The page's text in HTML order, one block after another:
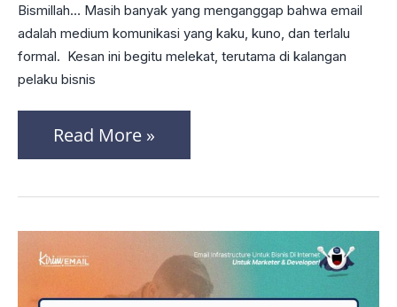
Bismillah… Masih banyak yang menganggap bahwa email
adalah medium komunikasi yang kaku, kuno, dan terlalu
formal. Kesan ini begitu melekat, terutama di kalangan
pelaku bisnis
Gen
Z
Rutin
Read More »